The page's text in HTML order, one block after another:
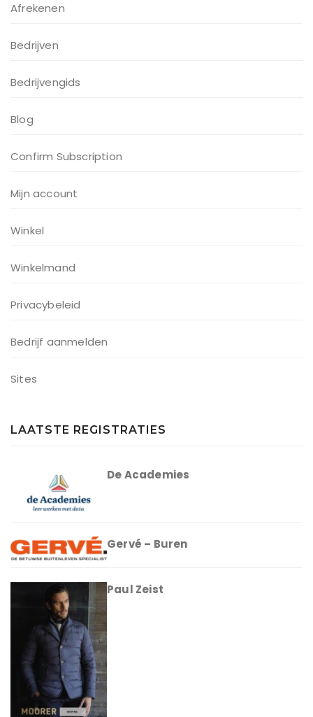
Afrekenen
Bedrijven
Bedrijvengids
Blog
Confirm Subscription
Mijn account
Winkel
Winkelmand
Privacybeleid
Bedrijf aanmelden
Sites
LAATSTE REGISTRATIES
De Academies
Gervé – Buren
Paul Zeist